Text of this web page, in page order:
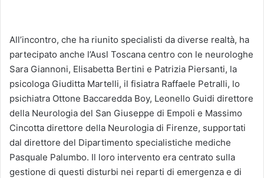
All’incontro, che ha riunito specialisti da diverse realtà, ha
partecipato anche l’Ausl Toscana centro con le neurologhe
Sara Giannoni, Elisabetta Bertini e Patrizia Piersanti, la
psicologa Giuditta Martelli, il fisiatra Raffaele Petralli, lo
psichiatra Ottone Baccaredda Boy, Leonello Guidi direttore
della Neurologia del San Giuseppe di Empoli e Massimo
Cincotta direttore della Neurologia di Firenze, supportati
dal direttore del Dipartimento specialistiche mediche
Pasquale Palumbo. Il loro intervento era centrato sulla
gestione di questi disturbi nei reparti di emergenza e di